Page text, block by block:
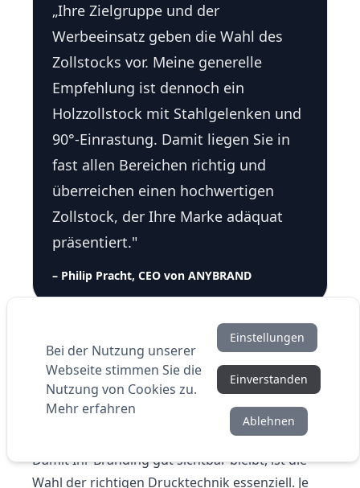
„Ihre Zielgruppe und der
Werbeeinsatz geben die Wahl des
Zollstocks vor. Meine generelle
Empfehlung ist dennoch ein
Holzzollstock mit Stahlgelenken und
90°-Einrastung. Damit liegen Sie in
fast allen Bereichen richtig und
überreichen einen hochwertigen
Zollstock, der Ihre Marke adäquat
präsentiert."
– Philip Pracht, CEO von ANYBRAND
Zollstock und Meterstab
bedrucken lassen: Welche
Drucktechniken gibt es?
Damit Ihr Branding gut sichtbar bleibt, ist die
Wahl der richtigen Drucktechnik essenziell. Je
Bei der Nutzung unserer
Webseite stimmen Sie die
Nutzung von Cookies zu.
Mehr erfahren
Einstellungen
Einverstanden
Ablehnen